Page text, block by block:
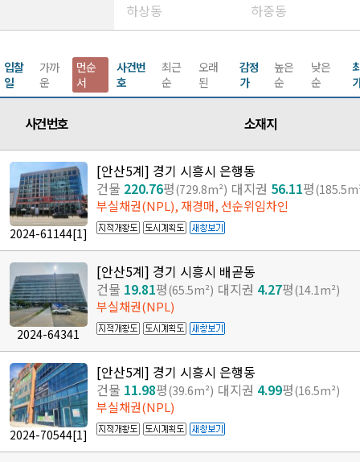
하상동
하중동
입찰
일
가까
운
먼순
서
사건번
호
최근
순
오래
된
감정
가
높은
순
낮은
순
사건번호 소재지
2024-61144[1]
[안산5계] 경기 시흥시 은행동
건물 220.76평(729.8m²) 대지권 56.11평
부실채권(NPL), 재경매, 선순위임차인
2024-64341
[안산5계] 경기 시흥시 배곧동
건물 19.81평(65.5m²) 대지권 4.27평(14.1m²)
부실채권(NPL)
2024-70544[1]
[안산5계] 경기 시흥시 은행동
건물 11.98평(39.6m²) 대지권 4.99평(16.5m²)
부실채권(NPL)